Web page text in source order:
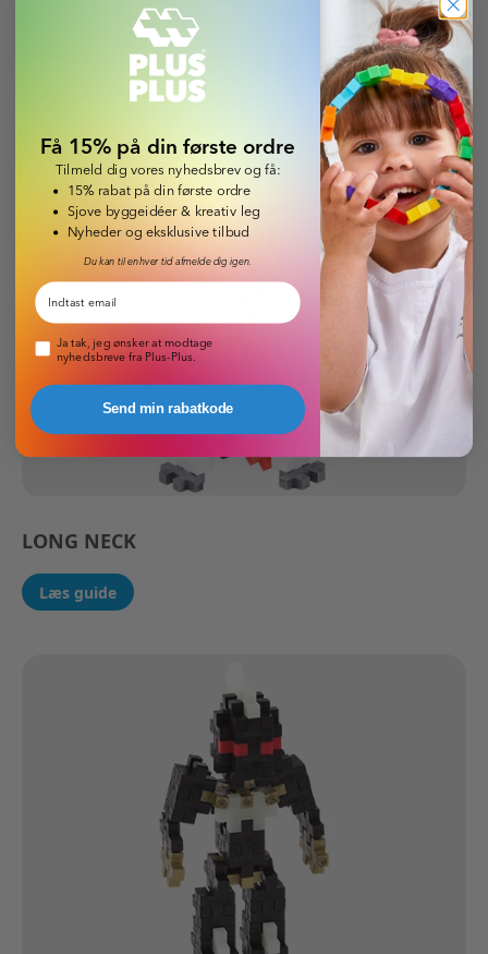
LONG NECK
Læs guide
Få 15% på din første ordre
Tilmeld dig vores nyhedsbrev og få:
15% rabat på din første ordre
Sjove byggeidéer & kreativ leg
Nyheder og eksklusive tilbud
Du kan til enhver tid afmelde dig igen.
Email
Pop-up nyhedsbrev
Ja tak, jeg ønsker at modtage
nyhedsbreve fra Plus-Plus.
Send min rabatkode